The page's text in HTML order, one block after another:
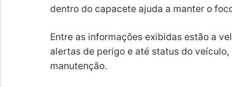
dentro do capacete ajuda a manter o
Entre as informações exibidas estão a
alertas de perigo e até status do
manutenção.